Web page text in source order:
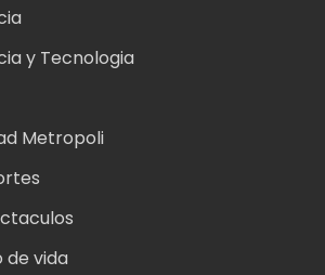
y Tecnologia
Metropoli
de vida